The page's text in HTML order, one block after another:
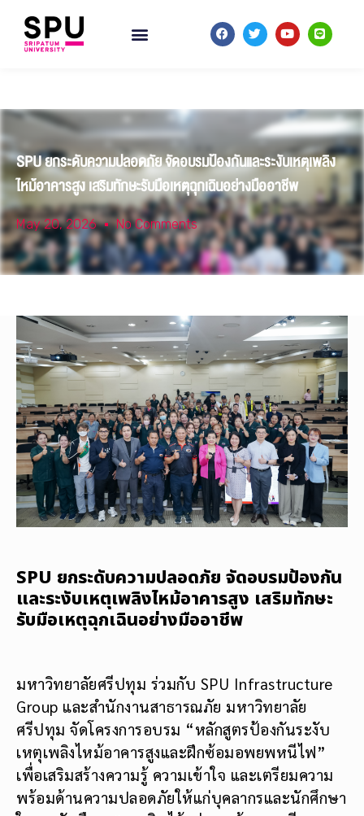
SPU ยกระดับความปลอดภัย จัดอบรมป้องกันและระงับเหตุเพลิง
ไหม้อาคารสูง เสริมทักษะรับมือเหตุฉุกเฉินอย่างมืออาชีพ
May 20, 2026 No Comments
SPU ยกระดับความปลอดภัย จัดอบรมป้องกัน
และระงับเหตุเพลิงไหม้อาคารสูง เสริมทักษะ
รับมือเหตุฉุกเฉินอย่างมืออาชีพ
มหาวิทยาลัยศรีปทุม ร่วมกับ SPU Infrastructure
Group และสำนักงานสาธารณภัย มหาวิทยาลัย
ศรีปทุม จัดโครงการอบรม “หลักสูตรป้องกันระงับ
เหตุเพลิงไหม้อาคารสูงและฝึกซ้อมอพยพหนีไฟ”
เพื่อเสริมสร้างความรู้ ความเข้าใจ และเตรียมความ
พร้อมด้านความปลอดภัยให้แก่บุคลากรและนักศึกษา